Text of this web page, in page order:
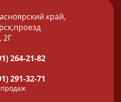
край,
2Г
264-21-82
291-32-71